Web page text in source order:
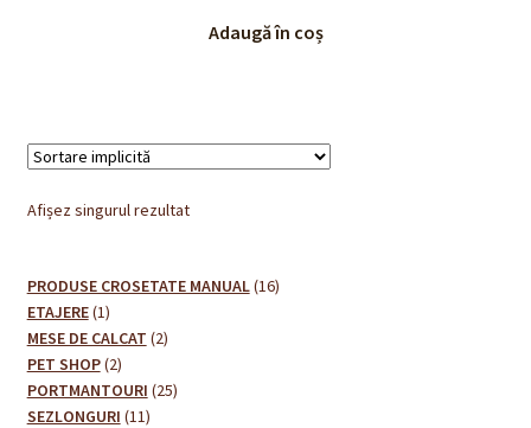
Adaugă în coș
Afișez singurul rezultat
PRODUSE CROSETATE MANUAL 1616
ETAJERE 11
produs
MESE DE CALCAT 22
PET SHOP 22
produse
PORTMANTOURI 2525
SEZLONGURI 1111